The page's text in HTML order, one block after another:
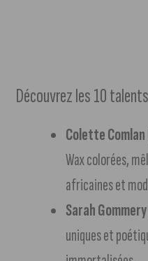
Découvrez les 10
Colette Comlan
Wax colorées,
africaines et
Sarah
uniques et